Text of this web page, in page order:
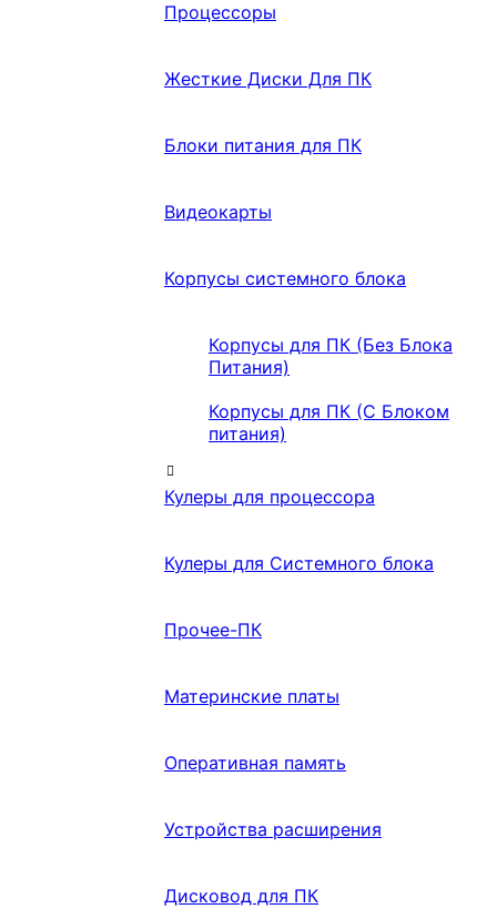
Процессоры
Жесткие Диски Для ПК
Блоки питания для ПК
Видеокарты
Корпусы системного блока
Корпусы для ПК (Без Блока
Питания)
Корпусы для ПК (С Блоком
питания)
Кулеры для процессора
Кулеры для Системного блока
Прочее-ПК
Материнские платы
Оперативная память
Устройства расширения
Дисковод для ПК